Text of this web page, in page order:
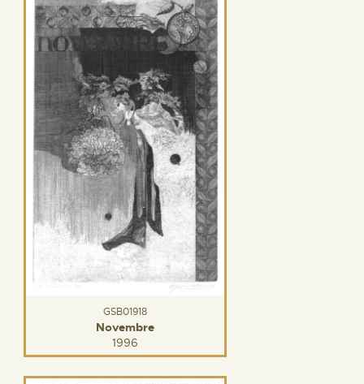
GSB01918
Novembre
1996